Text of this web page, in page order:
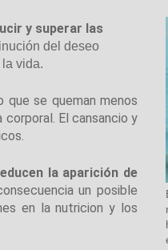
y superar las
del deseo
vida.
que se queman menos
corporal. El cansancio y
la aparición de
un posible
en la nutricion y los